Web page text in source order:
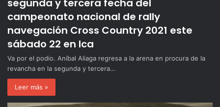
campeonato nacional de rally
navegación Cross Country 2021 este
sábado 22 en Ica
Va por el podio. Aníbal Aliaga regresa a la arena en procura de la
revancha en la segunda y tercera…
Leer más »